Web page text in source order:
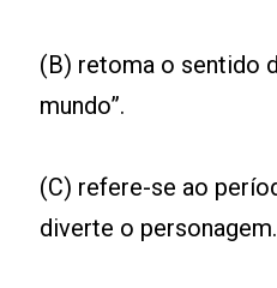
(B) retoma o sentido
mundo”.
(C) refere-se ao
diverte o personagem.